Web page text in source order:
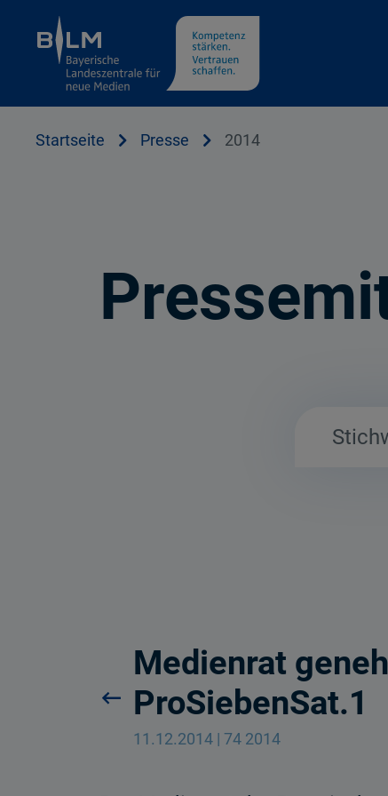
Cookie Hinweis
Startseite Presse 2014
Medienrat
ProSiebenSat.1
11.12.2014 | 74 2014